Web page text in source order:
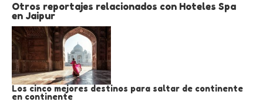
Otros reportajes relacionados con Hoteles Spa
en Jaipur
Los cinco mejores destinos para saltar de continente
en continente